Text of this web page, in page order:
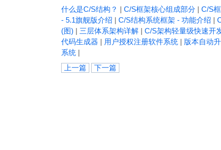
什么是C/S结构？ | C/S框架核心组成部分 | C/S
- 5.1旗舰版介绍 | C/S结构系统框架 - 功能介绍 |
(图) | 三层体系架构详解 | C/S架构轻量级快速开
代码生成器 | 用户授权注册软件系统 | 版本自动
系统 |
上一篇
下一篇